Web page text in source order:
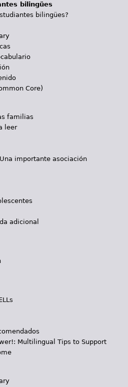
bilingües
bilingües?
Core)
familias
leer
importante asociación
adicional
Multilingual Tips to Support